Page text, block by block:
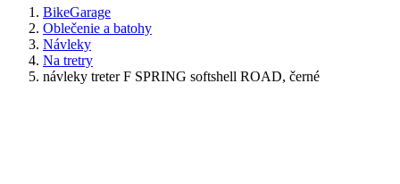
BikeGarage
Oblečenie a batohy
Návleky
Na tretry
návleky treter F SPRING softshell ROAD, černé